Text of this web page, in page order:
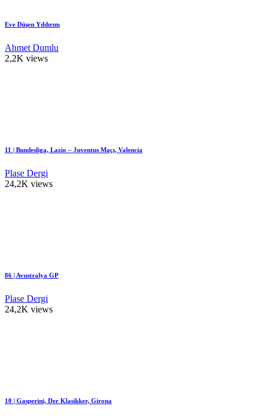
Eve Düşen Yıldırım
Ahmet Dumlu
2,2K views
11 | Bundesliga, Lazio – Juventus Maçı, Valencia
Plase Dergi
24,2K views
86 | Avustralya GP
Plase Dergi
24,2K views
10 | Gasperini, Der Klasikker, Girona